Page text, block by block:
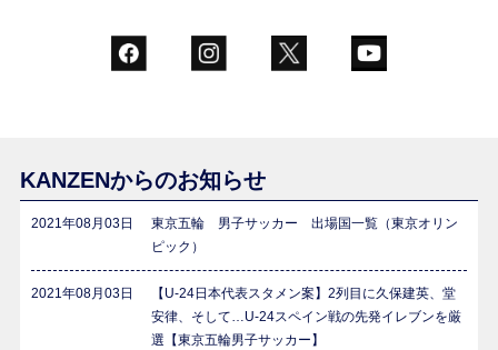
KANZENからのお知らせ
2021年08月03日
東京五輪 男子サッカー 出場国一覧（東京オリン
ピック）
2021年08月03日
【U-24日本代表スタメン案】2列目に久保建英、堂
安律、そして…U-24スペイン戦の先発イレブンを厳
選【東京五輪男子サッカー】